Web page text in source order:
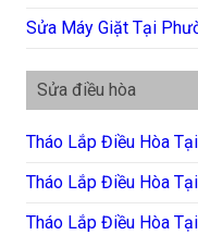
Sửa Máy Giặt Tại
Sửa điều hòa
Tháo Lắp Điều Hòa
Tháo Lắp Điều Hòa
Tháo Lắp Điều Hòa